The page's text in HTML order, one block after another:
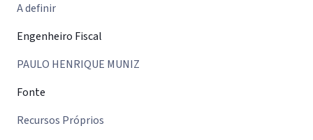
A definir
Engenheiro Fiscal
PAULO HENRIQUE MUNIZ
Fonte
Recursos Próprios